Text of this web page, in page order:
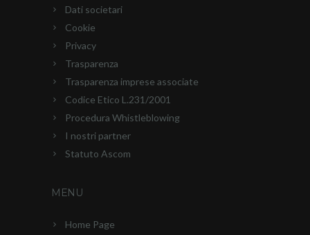
Dati societari
Cookie
Privacy
Trasparenza
Trasparenza imprese associate
Codice Etico L.231/2001
Procedura Whistleblowing
I nostri partner
Statuto Ascom
MENU
Home Page